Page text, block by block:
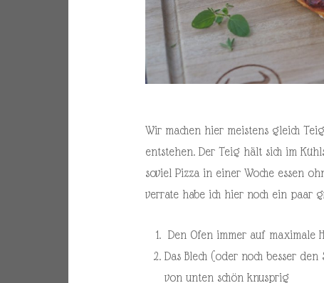
Wir machen hier meistens gleich
entstehen. Der Teig hält sich im
soviel Pizza in einer Woche essen
verrate habe ich hier noch ein paar
Den Ofen immer auf maximale
Das Blech (oder noch besser
von unten schön knusprig